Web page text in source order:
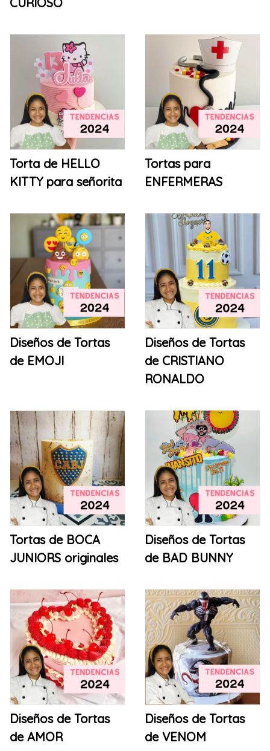
Torta de HELLO
KITTY para señorita
Tortas para
ENFERMERAS
Diseños de Tortas
de EMOJI
Diseños de Tortas
de CRISTIANO
RONALDO
Tortas de BOCA
JUNIORS originales
Diseños de Tortas
de BAD BUNNY
Diseños de Tortas
de AMOR
Diseños de Tortas
de VENOM